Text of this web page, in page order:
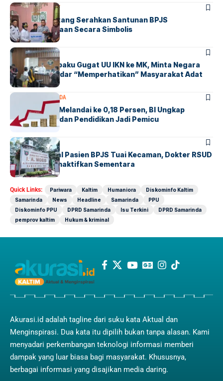
BONTANGSOCIETY
Walikota Bontang Serahkan Santunan BPJS
Ketenagakerjaan Secara Simbolis
KALTIMNASIONAL
Suku Balik Sepaku Gugat UU IKN ke MK, Minta Negara
Tak Lagi Sekadar “Memperhatikan” Masyarakat Adat
EKONOMI SAMARINDA
Inflasi Kaltim Melandai ke 0,18 Persen, BI Ungkap
Transportasi dan Pendidikan Jadi Pemicu
SAMARINDA
Komentar Soal Pasien BPJS Tuai Kecaman, Dokter RSUD
IA Moeis Dinonaktifkan Sementara
Quick Links: Pariwara Kaltim Humaniora
Diskominfo Kaltim
Samarinda
News Headline Samarinda
PPU
Diskominfo PPU
DPRD Samarinda Isu Terkini
DPRD Samarinda
pemprov kaltim
Hukum & kriminal
Akurasi.id adalah tagline dari suku kata Aktual dan
Menginspirasi. Dua kata itu dipilih bukan tanpa alasan. Kami
menyadari perkembangan teknologi informasi memberi
dampak yang luar biasa bagi masyarakat. Khususnya,
berbagai informasi yang disajikan media daring.